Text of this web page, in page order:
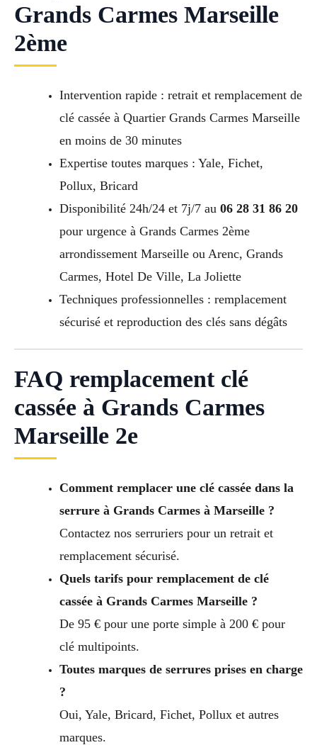
Grands Carmes Marseille
2ème
Intervention rapide : retrait et remplacement de
clé cassée à Quartier Grands Carmes Marseille
en moins de 30 minutes
Expertise toutes marques : Yale, Fichet,
Pollux, Bricard
Disponibilité 24h/24 et 7j/7 au 06 28 31 86 20
pour urgence à Grands Carmes 2ème
arrondissement Marseille ou Arenc, Grands
Carmes, Hotel De Ville, La Joliette
Techniques professionnelles : remplacement
sécurisé et reproduction des clés sans dégâts
FAQ remplacement clé
cassée à Grands Carmes
Marseille 2e
Comment remplacer une clé cassée dans la
serrure à Grands Carmes à Marseille ?
Contactez nos serruriers pour un retrait et
remplacement sécurisé.
Quels tarifs pour remplacement de clé
cassée à Grands Carmes Marseille ?
De 95 € pour une porte simple à 200 € pour
clé multipoints.
Toutes marques de serrures prises en charge
?
Oui, Yale, Bricard, Fichet, Pollux et autres
marques.